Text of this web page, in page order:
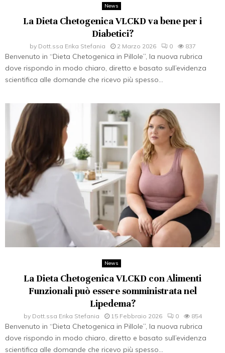
News
La Dieta Chetogenica VLCKD va bene per i
Diabetici?
by Dott.ssa Erika Stefania 2 Marzo 2026 0 837
Benvenuto in “Dieta Chetogenica in Pillole”, la nuova rubrica
dove rispondo in modo chiaro, diretto e basato sull’evidenza
scientifica alle domande che ricevo più spesso...
News
La Dieta Chetogenica VLCKD con Alimenti
Funzionali può essere somministrata nel
Lipedema?
by Dott.ssa Erika Stefania 15 Febbraio 2026 0 854
Benvenuto in “Dieta Chetogenica in Pillole”, la nuova rubrica
dove rispondo in modo chiaro, diretto e basato sull’evidenza
scientifica alle domande che ricevo più spesso...